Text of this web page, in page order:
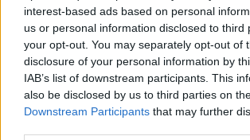
interest-based ads based on personal
us or personal information disclosed to third
your opt-out. You may separately opt-out of
disclosure of your personal information by
IAB’s list of downstream participants. This
also be disclosed by us to third parties on
Downstream Participants that may further
Gallura, finti clienti svuotano le
50mila nel resort
Meteo Olbia 7 agosto, sole e